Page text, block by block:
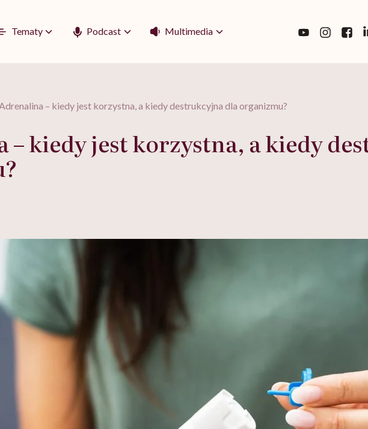
Tematy Podcast Multimedia
– kiedy jest korzystna, a kiedy destrukcyjna dla organizmu?
– kiedy jest korzystna, a kiedy